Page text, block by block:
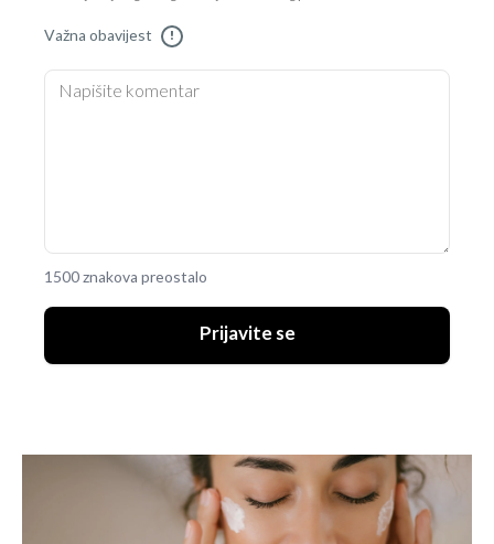
Važna obavijest !
1500 znakova preostalo
Prijavite se